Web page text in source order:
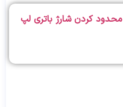
محدود کردن شارژ باتری لپ